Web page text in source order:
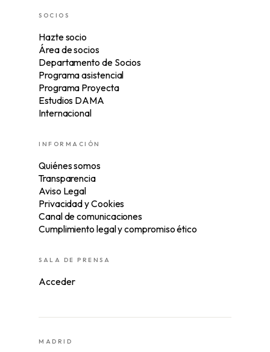
SOCIOS
Hazte socio
Área de socios
Departamento de Socios
Programa asistencial
Programa Proyecta
Estudios DAMA
Internacional
INFORMACIÓN
Quiénes somos
Transparencia
Aviso Legal
Privacidad y Cookies
Canal de comunicaciones
Cumplimiento legal y compromiso ético
SALA DE PRENSA
Acceder
MADRID